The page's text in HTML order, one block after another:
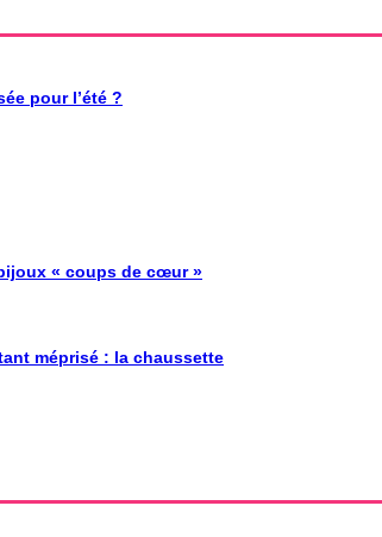
pour l’été ?
« coups de cœur »
méprisé : la chaussette